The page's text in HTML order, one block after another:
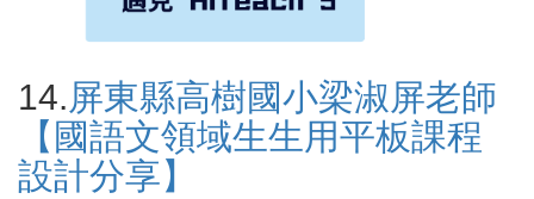
14.屏東縣高樹國小梁淑屏老師
【國語文領域生生用平板課程
設計分享】